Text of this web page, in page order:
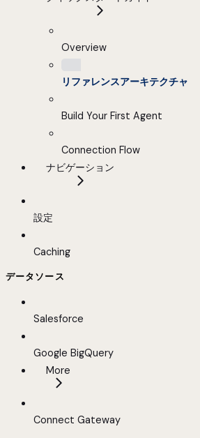
Overview
リファレンスアーキテクチャ
Build Your First Agent
Connection Flow
ナビゲーション
設定
Caching
データソース
Salesforce
Google BigQuery
More
Connect Gateway